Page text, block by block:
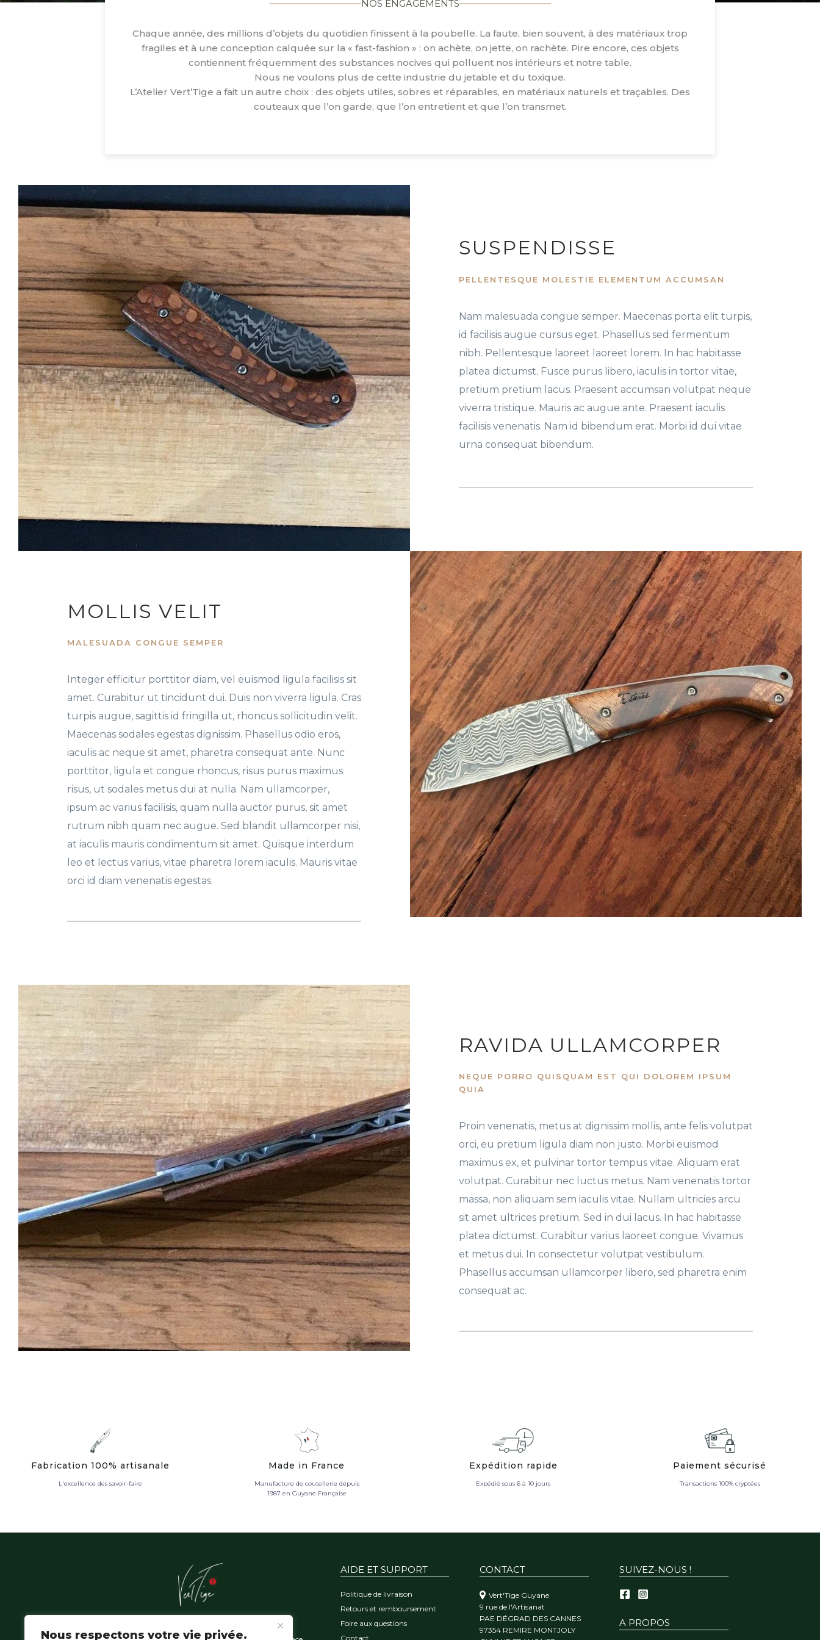
Nous respectons votre vie privée.
NOS ENGAGEMENTS
Chaque année, des millions d’objets du quotidien finissent à la poubelle. La faute, bien souvent, à des matériaux trop
fragiles et à une conception calquée sur la « fast-fashion » : on achète, on jette, on rachète. Pire encore, ces objets
contiennent fréquemment des substances nocives qui polluent nos intérieurs et notre table.
Nous ne voulons plus de cette industrie du jetable et du toxique.
L’Atelier Vert’Tige a fait un autre choix : des objets utiles, sobres et réparables, en matériaux naturels et traçables. Des
couteaux que l’on garde, que l’on entretient et que l’on transmet.
SUSPENDISSE
PELLENTESQUE MOLESTIE ELEMENTUM ACCUMSAN
Nam malesuada congue semper. Maecenas porta elit turpis,
id facilisis augue cursus eget. Phasellus sed fermentum
nibh. Pellentesque laoreet laoreet lorem. In hac habitasse
platea dictumst. Fusce purus libero, iaculis in tortor vitae,
pretium pretium lacus. Praesent accumsan volutpat neque
viverra tristique. Mauris ac augue ante. Praesent iaculis
facilisis venenatis. Nam id bibendum erat. Morbi id dui vitae
urna consequat bibendum.
MOLLIS VELIT
MALESUADA CONGUE SEMPER
Integer efficitur porttitor diam, vel euismod ligula facilisis sit
amet. Curabitur ut tincidunt dui. Duis non viverra ligula. Cras
turpis augue, sagittis id fringilla ut, rhoncus sollicitudin velit.
Maecenas sodales egestas dignissim. Phasellus odio eros,
iaculis ac neque sit amet, pharetra consequat ante. Nunc
porttitor, ligula et congue rhoncus, risus purus maximus
risus, ut sodales metus dui at nulla. Nam ullamcorper,
ipsum ac varius facilisis, quam nulla auctor purus, sit amet
rutrum nibh quam nec augue. Sed blandit ullamcorper nisi,
at iaculis mauris condimentum sit amet. Quisque interdum
leo et lectus varius, vitae pharetra lorem iaculis. Mauris vitae
orci id diam venenatis egestas.
RAVIDA ULLAMCORPER
NEQUE PORRO QUISQUAM EST QUI DOLOREM IPSUM
QUIA
Proin venenatis, metus at dignissim mollis, ante felis volutpat
orci, eu pretium ligula diam non justo. Morbi euismod
maximus ex, et pulvinar tortor tempus vitae. Aliquam erat
volutpat. Curabitur nec luctus metus. Nam venenatis tortor
massa, non aliquam sem iaculis vitae. Nullam ultricies arcu
sit amet ultrices pretium. Sed in dui lacus. In hac habitasse
platea dictumst. Curabitur varius laoreet congue. Vivamus
et metus dui. In consectetur volutpat vestibulum.
Phasellus accumsan ullamcorper libero, sed pharetra enim
consequat ac.
Fabrication 100% artisanale
L'excellence des savoir-faire
Made in France
Manufacture de coutellerie depuis
1987 en Guyane Française
Expédition rapide
Expédié sous 6 à 10 jours
Paiement sécurisé
Transactions 100% cryptées
L'Atelier Vert'Tige sublime les essences nobles de la forêt
AIDE ET SUPPORT
Politique de livraison
Retours et remboursement
Foire aux questions
Contact
CONTACT
Vert'Tige Guyane
9 rue de l'Artisanat
PAE DÉGRAD DES CANNES
97354 REMIRE MONTJOLY
SUIVEZ-NOUS !
A PROPOS